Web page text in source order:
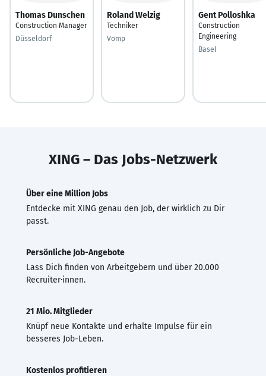
Thomas Dunschen
Construction Manager
Düsseldorf
Roland Welzig
Techniker
Vomp
Gent Polloshka
Construction
Engineering
Basel
XING – Das Jobs-Netzwerk
Über eine Million Jobs
Entdecke mit XING genau den Job, der wirklich zu Dir
passt.
Persönliche Job-Angebote
Lass Dich finden von Arbeitgebern und über 20.000
Recruiter·innen.
21 Mio. Mitglieder
Knüpf neue Kontakte und erhalte Impulse für ein
besseres Job-Leben.
Kostenlos profitieren